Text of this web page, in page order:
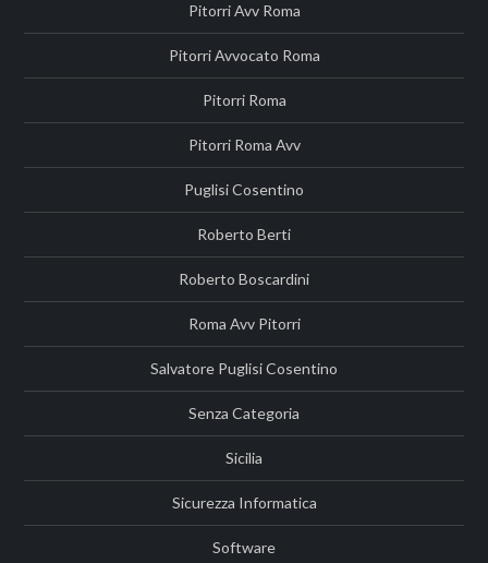
Pitorri Avv Roma
Pitorri Avvocato Roma
Pitorri Roma
Pitorri Roma Avv
Puglisi Cosentino
Roberto Berti
Roberto Boscardini
Roma Avv Pitorri
Salvatore Puglisi Cosentino
Senza Categoria
Sicilia
Sicurezza Informatica
Software